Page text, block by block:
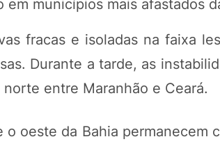
municípios mais afastados
fracas e isoladas na faixa
Durante a tarde, as
entre Maranhão e Ceará.
oeste da Bahia permanecem